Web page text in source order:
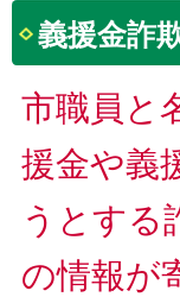
義援金詐
市職員と
援金や義
うとする
の情報が